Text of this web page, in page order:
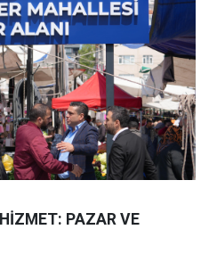
HİZMET: PAZAR VE